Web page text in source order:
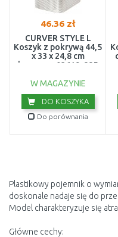
46.36 zł
CURVER STYLE L
Koszyk z pokrywą 44,5
x 33 x 24,8 cm
kremowy 03619-885
W MAGAZYNIE
DO KOSZYKA
Do porównania
Plastikowy pojemnik o
doskonale nadaje się do
Model charakteryzuje się
Główne cechy: